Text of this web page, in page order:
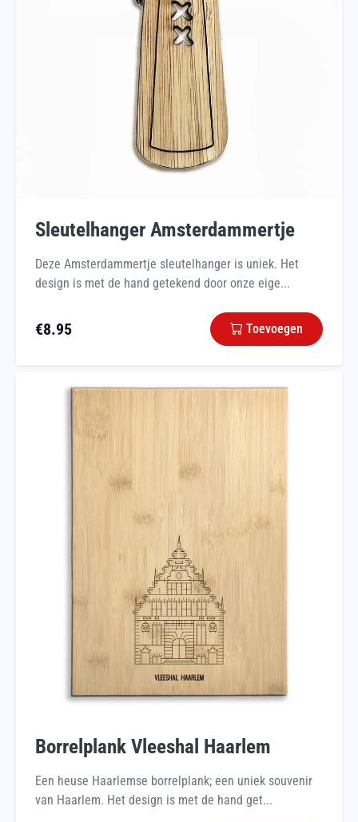
Sleutelhanger Amsterdammertje
Deze Amsterdammertje sleutelhanger is uniek. Het
design is met de hand getekend door onze eige...
€8.95 Toevoegen
Borrelplank Vleeshal Haarlem
Een heuse Haarlemse borrelplank; een uniek souvenir
van Haarlem. Het design is met de hand get...